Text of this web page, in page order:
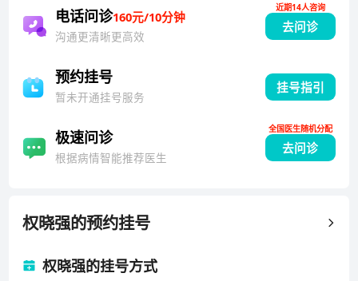
电话问诊160元/10分钟
沟通更清晰更高效
去问诊
近期14人咨询
预约挂号
暂未开通挂号服务
挂号指引
极速问诊
根据病情智能推荐医生
去问诊
全国医生随机分配
权晓强的预约挂号
权晓强的挂号方式